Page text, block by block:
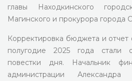
главы Находкинского
Магинского и прокурора города
Корректировка бюджета и отчет
полугодие 2025 года стали
повестки дня. Начальник
администрации